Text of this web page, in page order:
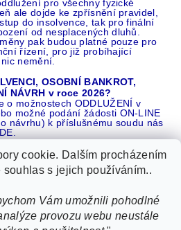
pro všechny fyzické
ale dojde ke zpřísnění pravidel,
do insolvence, tak pro finální
od nesplacených dluhů.
pak budou platné pouze pro
řízení, pro již probíhající
nemění.
OSOBNÍ BANKROT,
NÁVRH v roce 2026?
o možnostech ODDLUŽENÍ v
možné podání žádosti ON-LINE
návrhu) k příslušnému soudu nás
16 let REFERENCÍ v celé ČR |
NÁS na SEZNAMU |
DLUHŮ nebo EXEKUCÍ ZDE
cookie. Dalším procházením
s jejich používáním..
Vám umožnili pohodlné
provozu webu neustále